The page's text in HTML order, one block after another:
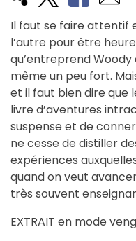
Il faut se faire attentif
l’autre pour être
qu’entreprend
même un peu fort.
et il faut bien dire que
livre d’aventures
suspense et de
ne cesse de distiller
expériences
quand on veut
très souvent
EXTRAIT en mode